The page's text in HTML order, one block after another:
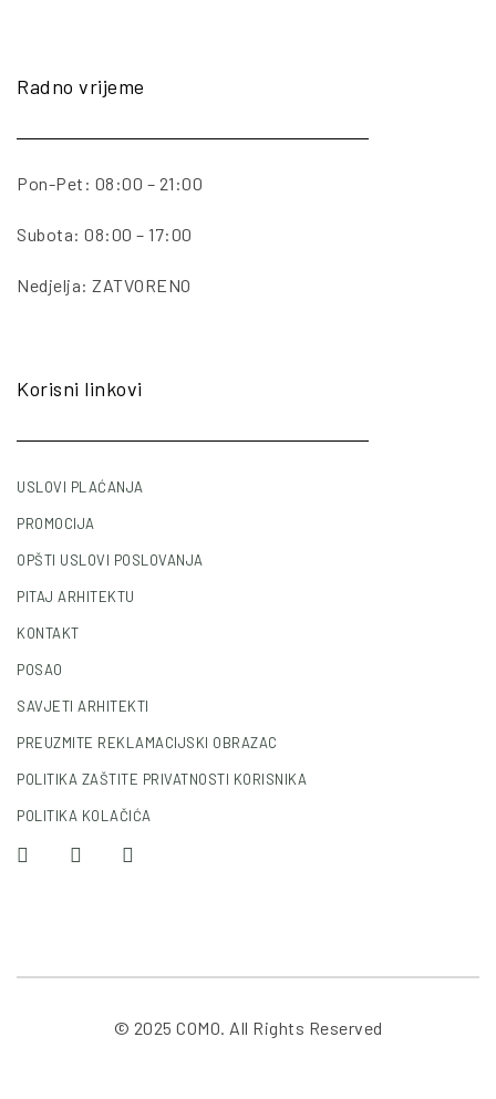
Radno vrijeme
Pon-Pet: 08:00 – 21:00
Subota: 08:00 – 17:00
Nedjelja: ZATVORENO
Korisni linkovi
USLOVI PLAĆANJA
PROMOCIJA
OPŠTI USLOVI POSLOVANJA
PITAJ ARHITEKTU
KONTAKT
POSAO
SAVJETI ARHITEKTI
PREUZMITE REKLAMACIJSKI OBRAZAC
POLITIKA ZAŠTITE PRIVATNOSTI KORISNIKA
POLITIKA KOLAČIĆA
© 2025 COMO. All Rights Reserved